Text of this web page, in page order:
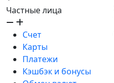
Частные лица
Счет
Карты
Платежи
Кэшбэк и бонусы